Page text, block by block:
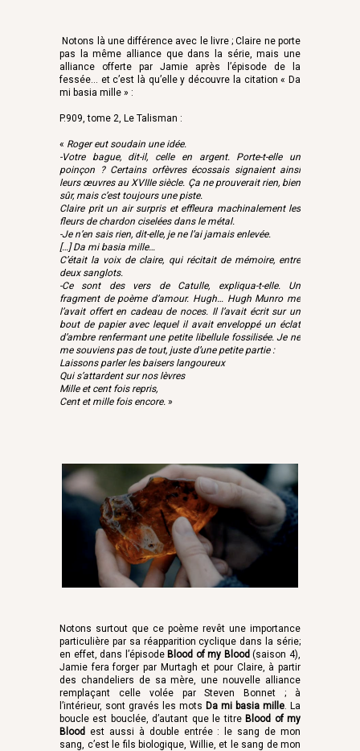
Notons surtout que ce poème revêt une importance
particulière par sa réapparition cyclique dans la série;
en effet, dans l’épisode Blood of my Blood(saison 4),
Jamie fera forger par Murtagh et pour Claire, à partir
des chandeliers de sa mère, une nouvelle alliance
remplaçant celle volée par Steven Bonnet ; à
l’intérieur, sont gravés les mots Da mi basia mille. La
boucle est bouclée, d’autant que le titre Blood of my
Blood est aussi à double entrée : le sang de mon
sang, c’est le fils biologique, Willie, et le sang de mon
Notons là une différence avec le livre ; Claire ne porte
pas la même alliance que dans la série, mais une
alliance offerte par Jamie après l’épisode de la
fessée… et c’est là qu’elle y découvre la citation « Da
mi basia mille » :
P.909, tome 2, Le Talisman :
« Roger eut soudain une idée.
-Votre bague, dit-il, celle en argent. Porte-t-elle un
poinçon ? Certains orfèvres écossais signaient ainsi
leurs œuvres au XVIIIe siècle. Ça ne prouverait rien, bien
sûr, mais c’est toujours une piste.
Claire prit un air surpris et effleura machinalement les
fleurs de chardon ciselées dans le métal.
-Je n’en sais rien, dit-elle, je ne l’ai jamais enlevée.
[…] Da mi basia mille…
C’était la voix de claire, qui récitait de mémoire, entre
deux sanglots.
-Ce sont des vers de Catulle, expliqua-t-elle. Un
fragment de poème d’amour. Hugh… Hugh Munro me
l’avait offert en cadeau de noces. Il l’avait écrit sur un
bout de papier avec lequel il avait enveloppé un éclat
d’ambre renfermant une petite libellule fossilisée. Je ne
me souviens pas de tout, juste d’une petite partie :
Laissons parler les baisers langoureux
Qui s’attardent sur nos lèvres
Mille et cent fois repris,
Cent et mille fois encore. »